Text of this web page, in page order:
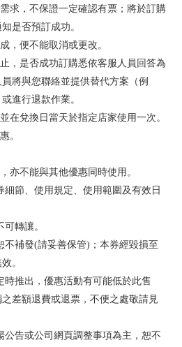
求，不保證一定確認有票；將於訂購
是否預訂成功。
，便不能取消或更改。
，是否成功訂購悉依客服人員回答為
將與您聯絡並提供替代方案（例
進行退款作業。
在兌換日當天於指定店家使用一次。
。
亦不能與其他優惠同時使用。
細節、使用規定、使用範圍及有效日
轉讓。
不補發(請妥善保管)；本券經毀損至
。
時推出，優惠活動有可能低於此售
差額退費或退票，不便之處敬請見
公告或公司網頁調整事項為主，恕不